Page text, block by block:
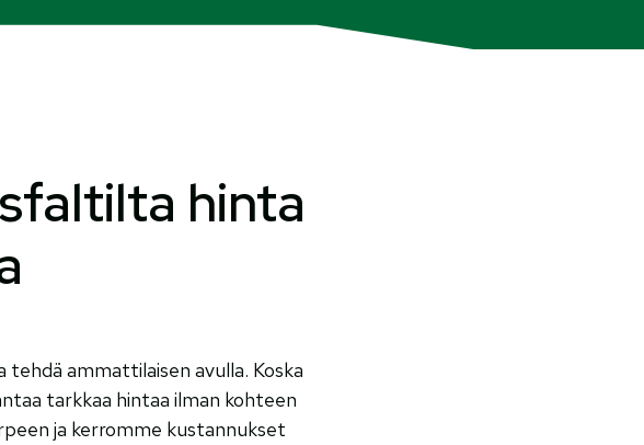
hinta
ammattilaisen avulla. Koska
tarkkaa hintaa ilman kohteen
ja kerromme kustannukset